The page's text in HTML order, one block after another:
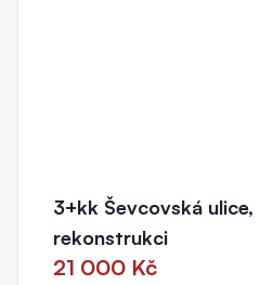
3+kk Ševcovská
rekonstrukci
21 000 Kč